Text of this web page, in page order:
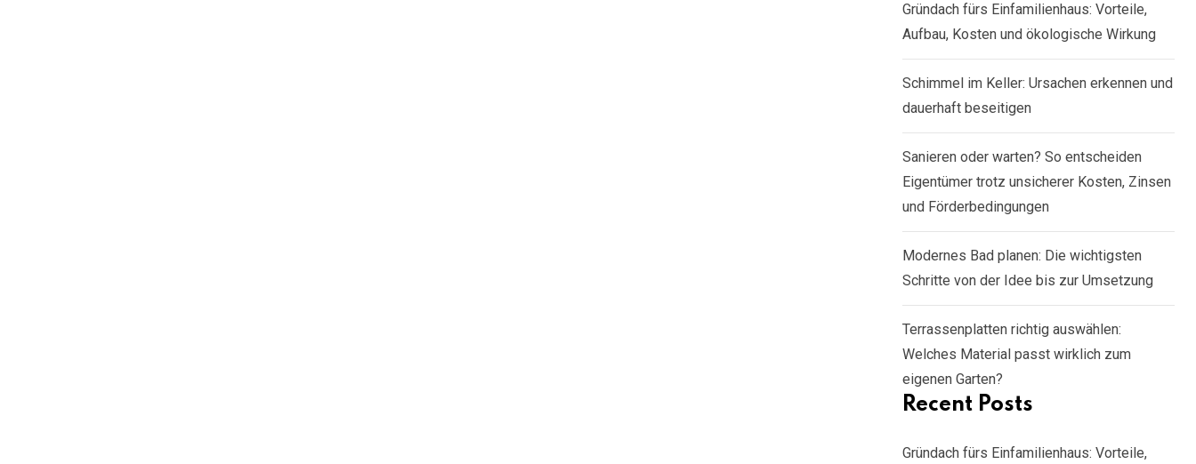
Gründach fürs Einfamilienhaus: Vorteile,
Aufbau, Kosten und ökologische Wirkung
Schimmel im Keller: Ursachen erkennen und
dauerhaft beseitigen
Sanieren oder warten? So entscheiden
Eigentümer trotz unsicherer Kosten, Zinsen
und Förderbedingungen
Modernes Bad planen: Die wichtigsten
Schritte von der Idee bis zur Umsetzung
Terrassenplatten richtig auswählen:
Welches Material passt wirklich zum
eigenen Garten?
Recent Posts
Gründach fürs Einfamilienhaus: Vorteile,